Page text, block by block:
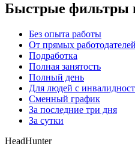
Быстрые фильтры
Без опыта работы
От прямых работодателей
Подработка
Полная занятость
Полный день
Для людей с
Сменный график
За последние три дня
За сутки
HeadHunter